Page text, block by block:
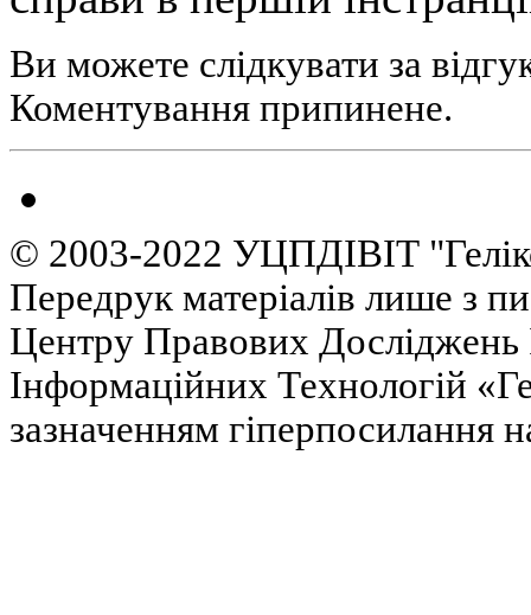
Ви можете слідкувати за
Коментування припинене.
© 2003-2022 УЦПДІВІТ
Передрук матеріалів лише з
Центру Правових Досліджень
Інформаційних Технологій
зазначенням гіперпосилання